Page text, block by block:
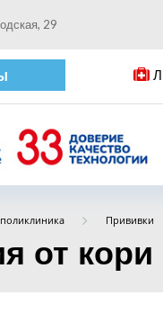
29
Прививки
от кори